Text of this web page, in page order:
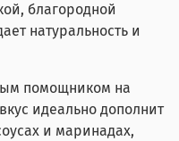
благородной
натуральность и
помощником на
идеально дополнит
и маринадах,